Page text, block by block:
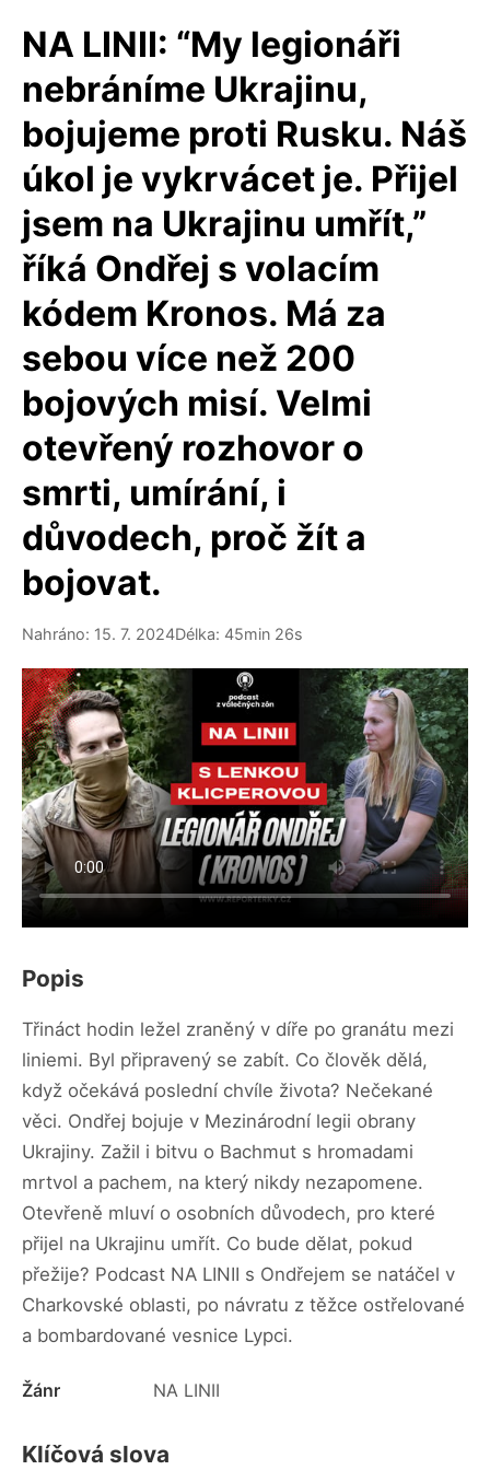
NA LINII: “My legionáři
nebráníme Ukrajinu,
bojujeme proti Rusku. Náš
úkol je vykrvácet je. Přijel
jsem na Ukrajinu umřít,”
říká Ondřej s volacím
kódem Kronos. Má za
sebou více než 200
bojových misí. Velmi
otevřený rozhovor o
smrti, umírání, i
důvodech, proč žít a
bojovat.
Nahráno: 15. 7. 2024Délka: 45min 26s
Popis
Třináct hodin ležel zraněný v díře po granátu mezi
liniemi. Byl připravený se zabít. Co člověk dělá,
když očekává poslední chvíle života? Nečekané
věci. Ondřej bojuje v Mezinárodní legii obrany
Ukrajiny. Zažil i bitvu o Bachmut s hromadami
mrtvol a pachem, na který nikdy nezapomene.
Otevřeně mluví o osobních důvodech, pro které
přijel na Ukrajinu umřít. Co bude dělat, pokud
přežije? Podcast NA LINII s Ondřejem se natáčel v
Charkovské oblasti, po návratu z těžce ostřelované
a bombardované vesnice Lypci.
Žánr NA LINII
Klíčová slova